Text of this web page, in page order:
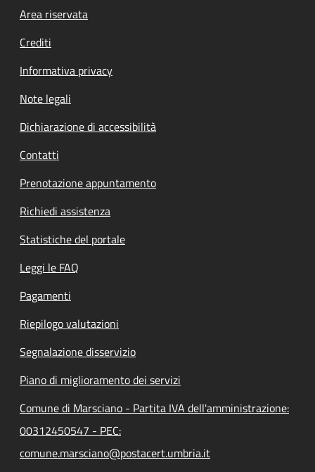
Footer menu
Area riservata
Crediti
Informativa privacy
Note legali
Dichiarazione di accessibilità
Contatti
Prenotazione appuntamento
Richiedi assistenza
Statistiche del portale
Leggi le FAQ
Pagamenti
Riepilogo valutazioni
Segnalazione disservizio
Piano di miglioramento dei servizi
Comune di Marsciano - Partita IVA dell'amministrazione:
00312450547 - PEC:
comune.marsciano@postacert.umbria.it